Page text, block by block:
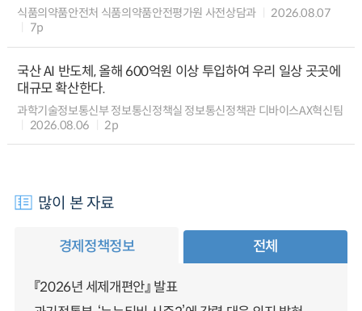
식품의약품안전처 식품의약품안전평가원 사전상담과
2026.08.07
7p
국산 AI 반도체, 올해 600억원 이상 투입하여 우리 일상 곳곳에
대규모 확산한다.
과학기술정보통신부 정보통신정책실 정보통신정책관 디바이스AX혁신팀
2026.08.06
2p
많이 본 자료
경제정책정보 전체
『2026년 세제개편안』 발표